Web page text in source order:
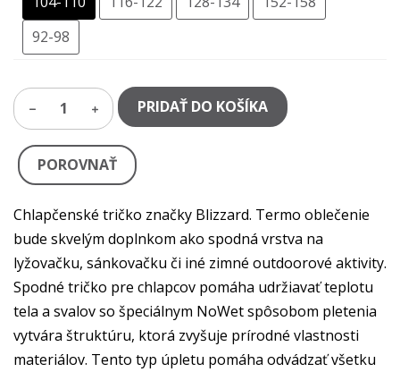
92-98
1 PRIDAŤ DO KOŠÍKA
POROVNAŤ
Chlapčenské tričko značky Blizzard. Termo oblečenie
bude skvelým doplnkom ako spodná vrstva na
lyžovačku, sánkovačku či iné zimné outdoorové aktivity.
Spodné tričko pre chlapcov pomáha udržiavať teplotu
tela a svalov so špeciálnym NoWet spôsobom pletenia
vytvára štruktúru, ktorá zvyšuje prírodné vlastnosti
materiálov. Tento typ úpletu pomáha odvádzať všetku